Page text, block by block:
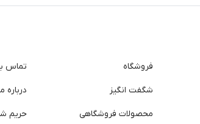
فروشگاه
شگفت انگیز
محصولات فروشگاهی
تماس
درباره
حریم